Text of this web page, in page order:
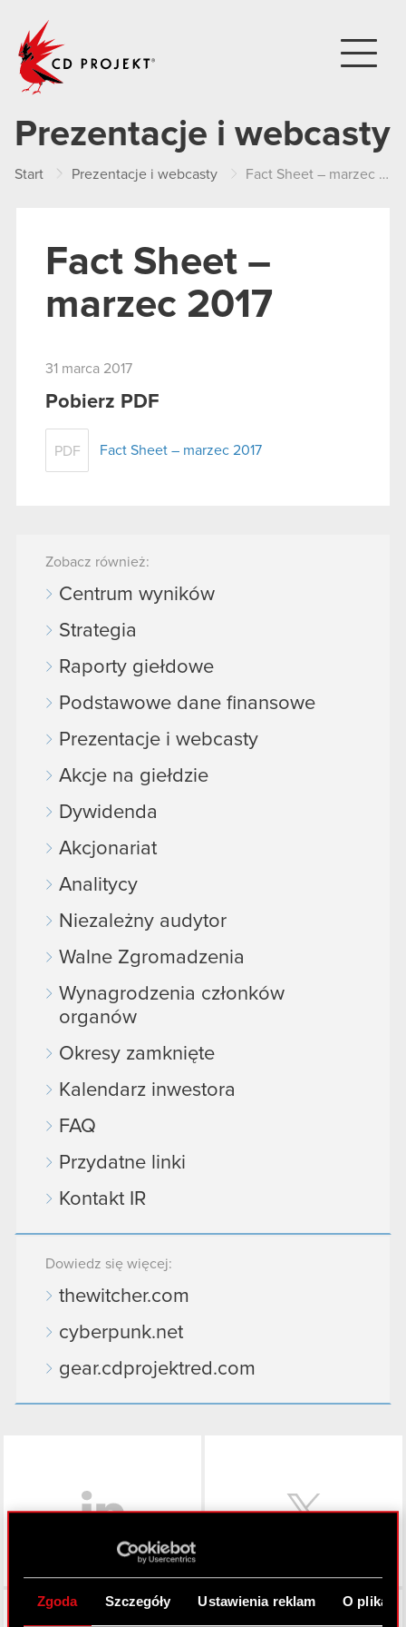
Zgoda Szczegóły Ustawienia reklam O
Prezentacje i webcasty
Start Prezentacje i webcasty Fact Sheet – marzec 2017
Fact Sheet –
marzec 2017
31 marca 2017
Pobierz PDF
PDF Fact Sheet – marzec 2017
Zobacz również:
Centrum wyników
Strategia
Raporty giełdowe
Podstawowe dane finansowe
Prezentacje i webcasty
Akcje na giełdzie
Dywidenda
Akcjonariat
Analitycy
Niezależny audytor
Walne Zgromadzenia
Wynagrodzenia członków
organów
Okresy zamknięte
Kalendarz inwestora
FAQ
Przydatne linki
Kontakt IR
Dowiedz się więcej:
thewitcher.com
cyberpunk.net
gear.cdprojektred.com
Facebook